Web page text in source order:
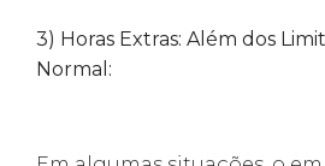
3) Horas Extras: Além dos
Normal: